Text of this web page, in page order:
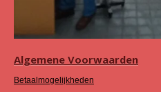
Algemene Voorwaarden
Betaalmogelijkheden